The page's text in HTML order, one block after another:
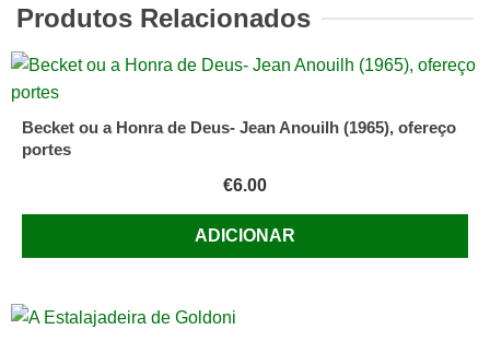
Judeu
Produtos Relacionados
Becket ou a Honra de Deus- Jean Anouilh (1965), ofereço
portes
€6.00
ADICIONAR